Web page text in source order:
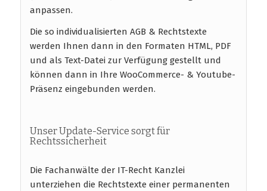
anpassen.
Die so individualisierten AGB & Rechtstexte
werden Ihnen dann in den Formaten HTML, PDF
und als Text-Datei zur Verfügung gestellt und
können dann in Ihre WooCommerce- & Youtube-
Präsenz eingebunden werden.
Unser Update-Service sorgt für
Rechtssicherheit
Die Fachanwälte der IT-Recht Kanzlei
unterziehen die Rechtstexte einer permanenten